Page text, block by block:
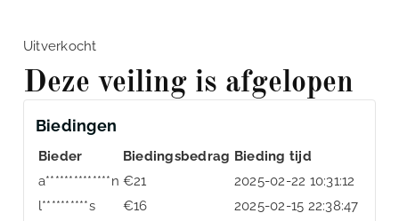
Uitverkocht
Deze veiling is afgelopen
Biedingen
Bieder Biedingsbedrag Bieding tijd
a**************n €21
2025-02-22 10:31:12
l**********s
€16
2025-02-15 22:38:47